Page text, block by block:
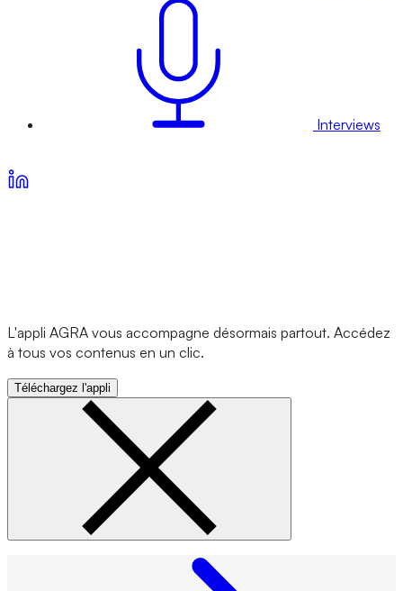
Interviews
L'appli AGRA vous accompagne désormais partout. Accédez
à tous vos contenus en un clic.
Téléchargez l'appli